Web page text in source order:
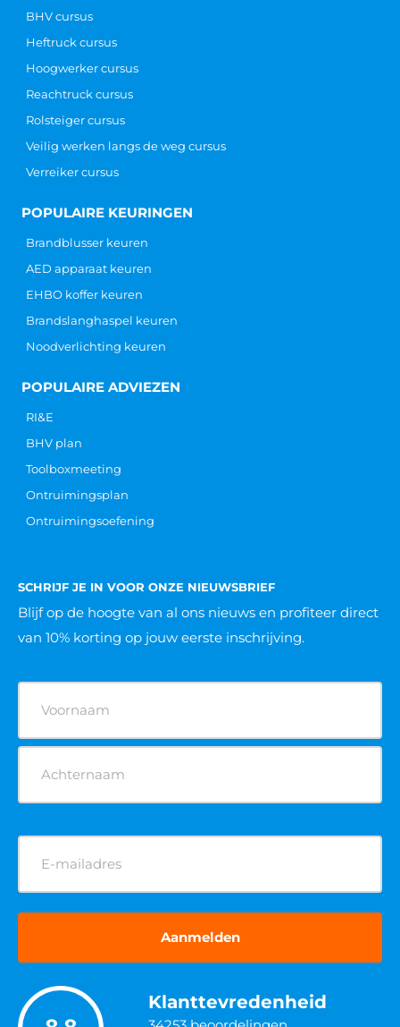
BHV cursus
Heftruck cursus
Hoogwerker cursus
Reachtruck cursus
Rolsteiger cursus
Veilig werken langs de weg cursus
Verreiker cursus
POPULAIRE KEURINGEN
Brandblusser keuren
AED apparaat keuren
EHBO koffer keuren
Brandslanghaspel keuren
Noodverlichting keuren
POPULAIRE ADVIEZEN
RI&E
BHV plan
Toolboxmeeting
Ontruimingsplan
Ontruimingsoefening
SCHRIJF JE IN VOOR ONZE NIEUWSBRIEF
Blijf op de hoogte van al ons nieuws en profiteer direct
van 10% korting op jouw eerste inschrijving.
(Vereist)
E-
(Vereist)
Klanttevredenheid